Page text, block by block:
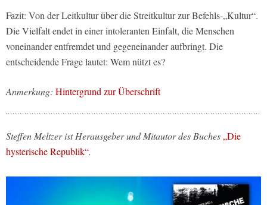
Fazit: Von der Leitkultur über die Streitkultur zur Befehls-„Kultur“.
Die Vielfalt endet in einer intoleranten Einfalt, die Menschen
voneinander entfremdet und gegeneinander aufbringt. Die
entscheidende Frage lautet: Wem nützt es?
Anmerkung: Hintergrund zur Überschrift
Steffen Meltzer ist Herausgeber und Mitautor des Buches „Die
hysterische Republik“.